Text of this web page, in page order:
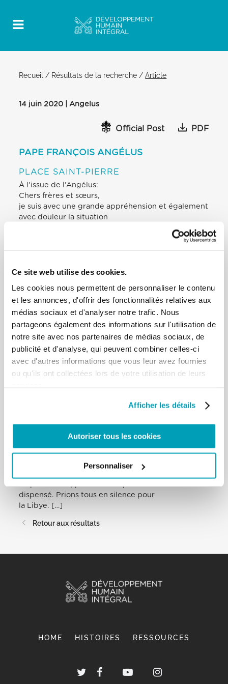
Ce site web utilise des cookies.
Les cookies nous permettent de personnaliser le contenu
et les annonces, d'offrir des fonctionnalités relatives aux
médias sociaux et d'analyser notre trafic. Nous
partageons également des informations sur l'utilisation de
notre site avec nos partenaires de médias sociaux, de
publicité et d'analyse, qui peuvent combiner celles-ci
avec d'autres informations que vous leur avez fournies
ou qu'ils ont collectées lors de votre utilisation de leurs
Afficher les détails
Autoriser tous les cookies
Personnaliser
Recueil / Résultats de la recherche /Article
14 juin 2020 | Angelus
Official Post PDF
PAPE FRANÇOIS ANGÉLUS
PLACE SAINT-PIERRE
À l’issue de l’Angélus:
Chers frères et sœurs,
je suis avec une grande appréhension et également
avec douleur la situation
dramatique en Libye. Ces derniers jours, elle a été
responsabilités politiques et militaires à relancer
résolue la recherche d’un chemin vers la cessation
des violences, qui conduise à
la paix, à la stabilité et à l’unité du pays. Je prie
également pour les milliers de
migrants, de réfugiés, de demandeurs d’asile et de
personnes déplacées à
aggravé leurs conditions déjà
précaires, les rendant plus vulnérables à des formes
fournissant des moyens pour leur assurer la
protection dont ils ont besoin, une
condition digne et un avenir d’espérance. Frères et
dispensé. Prions tous en silence pour
la Libye. […]
Retour aux résultats
HOME HISTOIRES RESSOURCES